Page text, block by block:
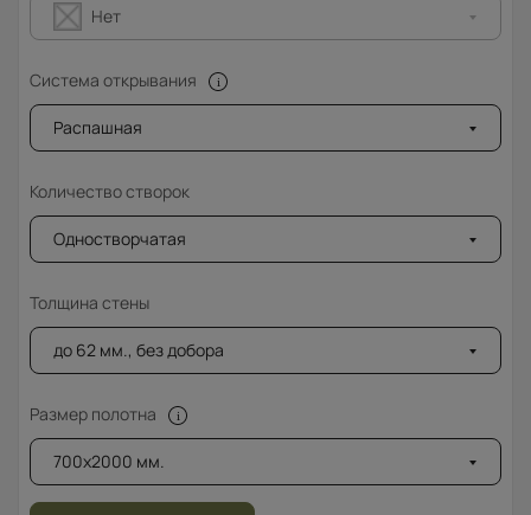
Нет
Система открывания
Распашная
Количество створок
Одностворчатая
Толщина стены
до 62 мм., без добора
Размер полотна
700x2000 мм.